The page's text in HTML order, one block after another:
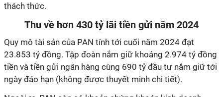
thách thức.
Thu về hơn 430 tỷ lãi tiền gửi năm 2024
Quy mô tài sản của PAN tính tới cuối năm 2024 đạt
23.853 tỷ đồng. Tập đoàn nắm giữ khoảng 2.974 tỷ đồng
tiền và tiền gửi ngân hàng cùng 690 tỷ đầu tư nắm giữ tới
ngày đáo hạn (không được thuyết minh chi tiết).